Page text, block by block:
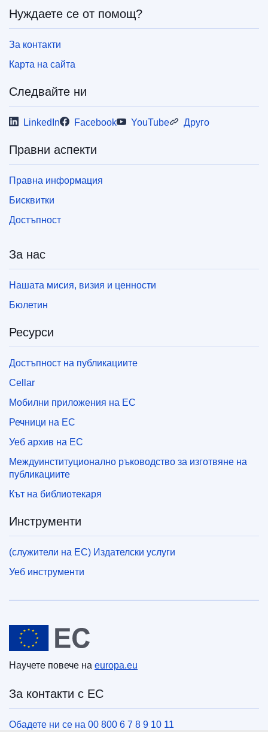
IMMC : C(2024)4512/3533534
pdfa2a
Нуждаете се от помощ?
За контакти
Карта на сайта
Следвайте ни
LinkedIn Facebook YouTube Друго
Правни аспекти
Правна информация
Бисквитки
Достъпност
За нас
Нашата мисия, визия и ценности
Бюлетин
Ресурси
Достъпност на публикациите
Cellar
Мобилни приложения на ЕС
Речници на ЕС
Уеб архив на ЕС
Междуинституционално ръководство за изготвяне на
публикациите
Кът на библиотекаря
Инструменти
(служители на ЕС) Издателски услуги
Уеб инструменти
Европейски съюз
Научете повече на europa.eu
За контакти с ЕС
Обадете ни се на 00 800 6 7 8 9 10 11